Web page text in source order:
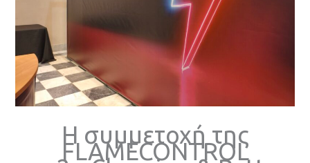
Η συμμετοχή της
FLAMECONTROL